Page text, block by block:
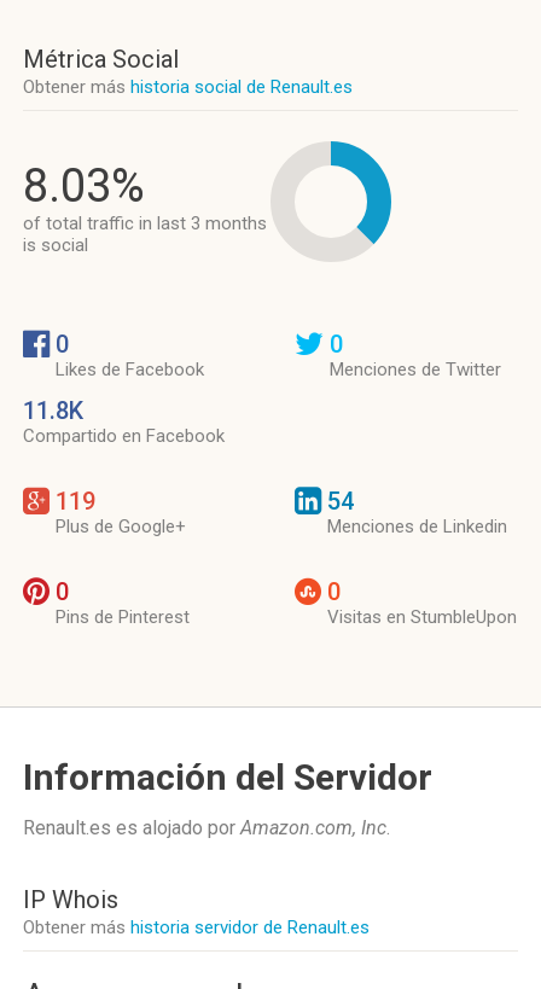
Métrica Social
Obtener más historia social de Renault.es
8.03%
of total traffic in last 3 months
is social
0
Likes de Facebook
11.8K
Compartido en Facebook
0
Menciones de Twitter
119
Plus de Google+
54
Menciones de Linkedin
0
Pins de Pinterest
0
Visitas en StumbleUpon
Información del Servidor
Renault.es es alojado porAmazon.com, Inc.
IP Whois
Obtener más historia servidor de Renault.es